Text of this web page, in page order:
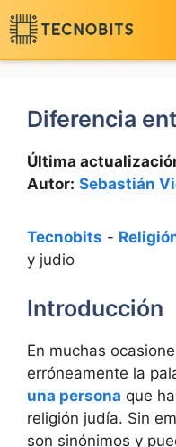
Saltar
al
contenido
Diferencia
Última
Autor: Sebastián
Tecnobits -
y judio
Introducción
En muchas
erróneamente la
una persona que
religión judía. Sin
son sinónimos y